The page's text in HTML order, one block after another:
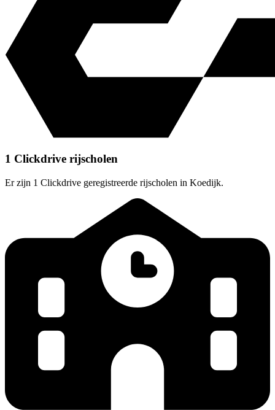
1 Clickdrive rijscholen
Er zijn 1 Clickdrive geregistreerde rijscholen in Koedijk.